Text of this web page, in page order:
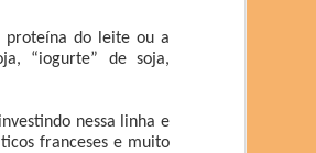
proteína do leite ou a
“iogurte” de soja,
nessa linha e
franceses e muito